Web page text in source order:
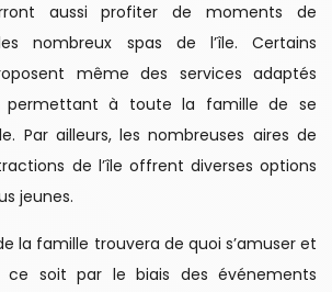
aussi profiter de moments de
nombreux spas de l’île. Certains
même des services adaptés
permettant à toute la famille de se
Par ailleurs, les nombreuses aires de
de l’île offrent diverses options
jeunes.
la famille trouvera de quoi s’amuser et
ce soit par le biais des événements